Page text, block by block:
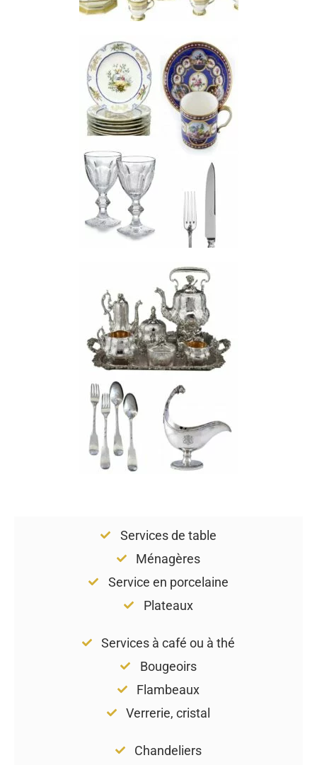
Services de table
Ménagères
Service en porcelaine
Plateaux
Services à café ou à thé
Bougeoirs
Flambeaux
Verrerie, cristal
Chandeliers